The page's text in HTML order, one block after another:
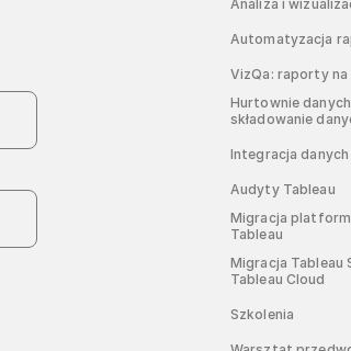
Analiza i
Automatyzacja
VizQa: raporty na
Hurtownie
składowanie
Integracja danych
Audyty Tableau
Migracja platform
Tableau
Migracja Tableau
Tableau Cloud
Szkolenia